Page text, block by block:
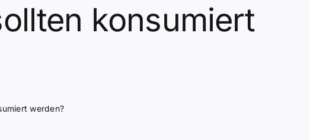
konsumiert
werden?